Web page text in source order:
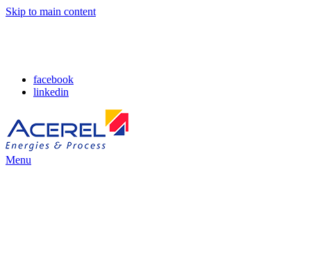
Skip to main content
facebook
linkedin
Menu